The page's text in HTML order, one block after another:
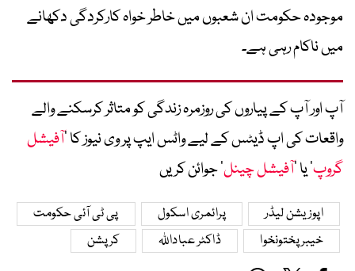
موجودہ حکومت ان شعبوں میں خاطر خواہ کارکردگی دکھانے
میں ناکام رہی ہے۔
آپ اور آپ کے پیاروں کی روزمرہ زندگی کو متاثر کرسکنے والے
واقعات کی اپ ڈیٹس کے لیے واٹس ایپ پر وی نیوز کا ’آفیشل
گروپ‘ یا ’آفیشل چینل‘ جوائن کریں
اپوزیشن لیڈر پرائمری اسکول
پی ٹی آئی حکومت
خیبرپختونخوا
ڈاکٹر عباداللہ کرپشن